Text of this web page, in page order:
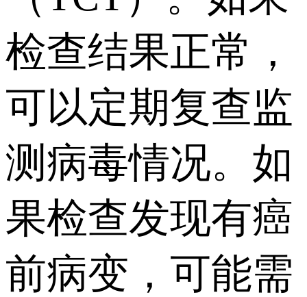
检查结果正常，
可以定期复查监
测病毒情况。如
果检查发现有癌
前病变，可能需